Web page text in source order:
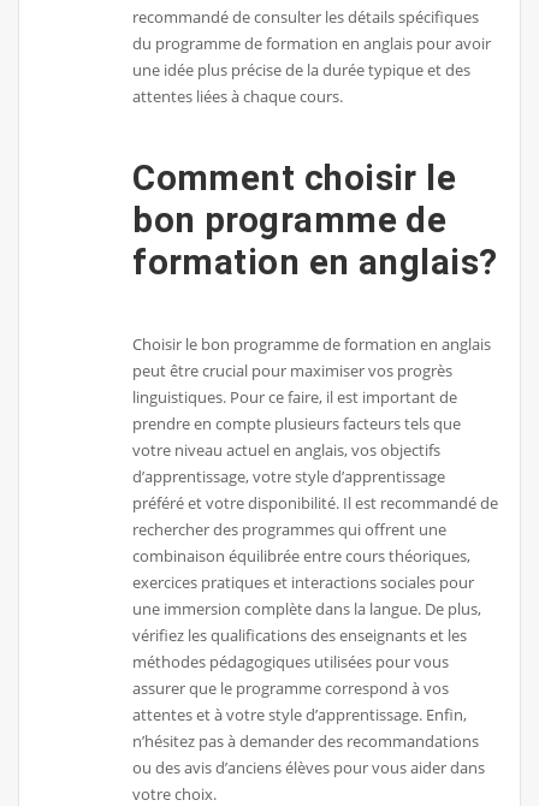
recommandé de consulter les détails spécifiques
du programme de formation en anglais pour avoir
une idée plus précise de la durée typique et des
attentes liées à chaque cours.
Comment choisir le
bon programme de
formation en anglais?
Choisir le bon programme de formation en anglais
peut être crucial pour maximiser vos progrès
linguistiques. Pour ce faire, il est important de
prendre en compte plusieurs facteurs tels que
votre niveau actuel en anglais, vos objectifs
d’apprentissage, votre style d’apprentissage
préféré et votre disponibilité. Il est recommandé de
rechercher des programmes qui offrent une
combinaison équilibrée entre cours théoriques,
exercices pratiques et interactions sociales pour
une immersion complète dans la langue. De plus,
vérifiez les qualifications des enseignants et les
méthodes pédagogiques utilisées pour vous
assurer que le programme correspond à vos
attentes et à votre style d’apprentissage. Enfin,
n’hésitez pas à demander des recommandations
ou des avis d’anciens élèves pour vous aider dans
votre choix.